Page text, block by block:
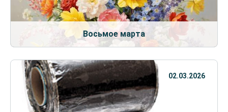
Восьмое марта
02.03.2026